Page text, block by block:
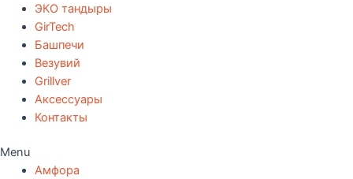
ЭКО тандыры
GirTech
Башпечи
Везувий
Grillver
Аксессуары
Контакты
Menu
Амфора